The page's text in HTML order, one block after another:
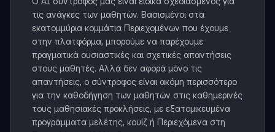
τις ανάγκες των μαθητών. Βασισμένοι στα
εκατομμύρια κομμάτια Περιεχομένων που έχουμε
στην πλατφόρμα, μπορούμε να παρέχουμε
πραγματικά ουσιαστικές και σχετικές απαντήσεις
στους μαθητές. Αλλά δεν αφορά μόνο τις
απαντήσεις, ο σύντροφος είναι ακόμη περισσότερο
για την καθοδήγηση των μαθητών στις καθημερινές
τους μαθησιακές προκλήσεις, με εξατομικευμένα
προγράμματα μελέτης, κουίζ ή Περιεχόμενα στη